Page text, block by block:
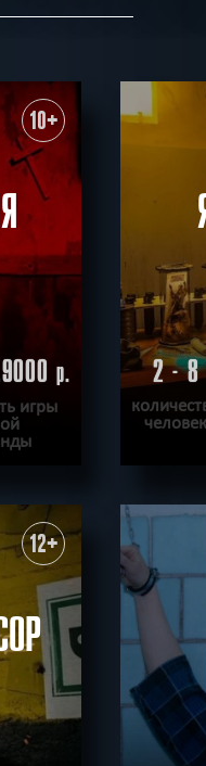
10+
р.
игры
2 - 8
человек
12+